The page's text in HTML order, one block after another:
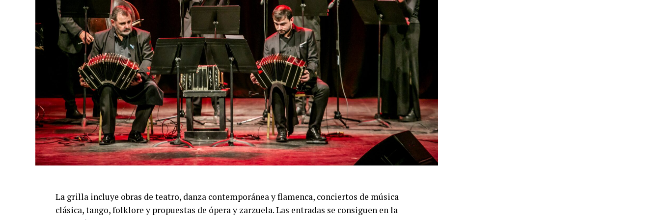
Emmanuel Marín y Lola Gutiérrez Rey obtuvieron el subcampeonato en el Mundial de Tango
de Buenos Aires.
La compañía también llevó su espectáculo al exterior tras participar del Festival Mood
Indigo, en India, y realizar una gira por Europa. Además, recibió la Declaración de Interés
Cultural como Embajadores Turísticos, otorgada por el EMTURyC, y la
distinción Identidades Marplatenses por su aporte a la cultura local.
La función del domingo 16 de agosto será una nueva oportunidad para disfrutar de una
producción íntegramente marplatense, integrada por Lola Gutiérrez Rey, Olivia Gutiérrez
Rey, Lourdes Posse, Candela Rugo, Luana Villar, Milagros Mauti, Joaquín Zini, Ignacio
Chazarreta, Gabriel Turtur, Cristian Sarandon y Maximiliano Soria, con asistencia técnica y
Una propuesta que combina precisión, emoción y una cuidada puesta escénica, capaz de
La grilla incluye obras de teatro, danza contemporánea y flamenca, conciertos de música
clásica, tango, folklore y propuestas de ópera y zarzuela. Las entradas se consiguen en la